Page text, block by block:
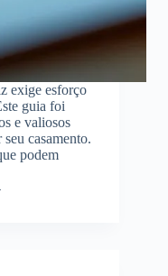
exige esforço
guia foi
e valiosos
casamento.
podem